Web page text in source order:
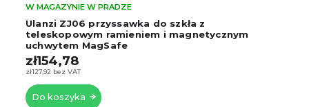
przyssawka do szkła z
ramieniem i magnetycznym
W PRADZE
Bluetooth i